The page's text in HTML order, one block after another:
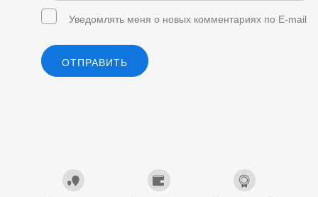
Уведомлять меня о новых комментариях по E-mail
ОТПРАВИТЬ